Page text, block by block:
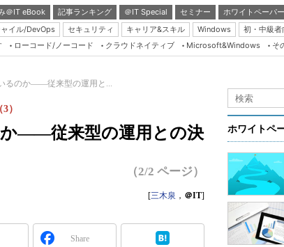
＠IT eBook 記事ランキング ＠IT Special セミナー
ホワイトペーパー
イル/DevOps セキュリティ キャリア&スキル Windows 初・中級者
Server & Storage
Java Agile
Database Expert
Master of IP Network
Security & Trust
ローコード/ノーコード クラウドネイティブ Microsoft&Windows そ
るのか――従来型の運用と...
か――従来型の運用との決
）
（2/2 ページ）
[三木泉 ， ＠IT]
Share
ホワイトペ